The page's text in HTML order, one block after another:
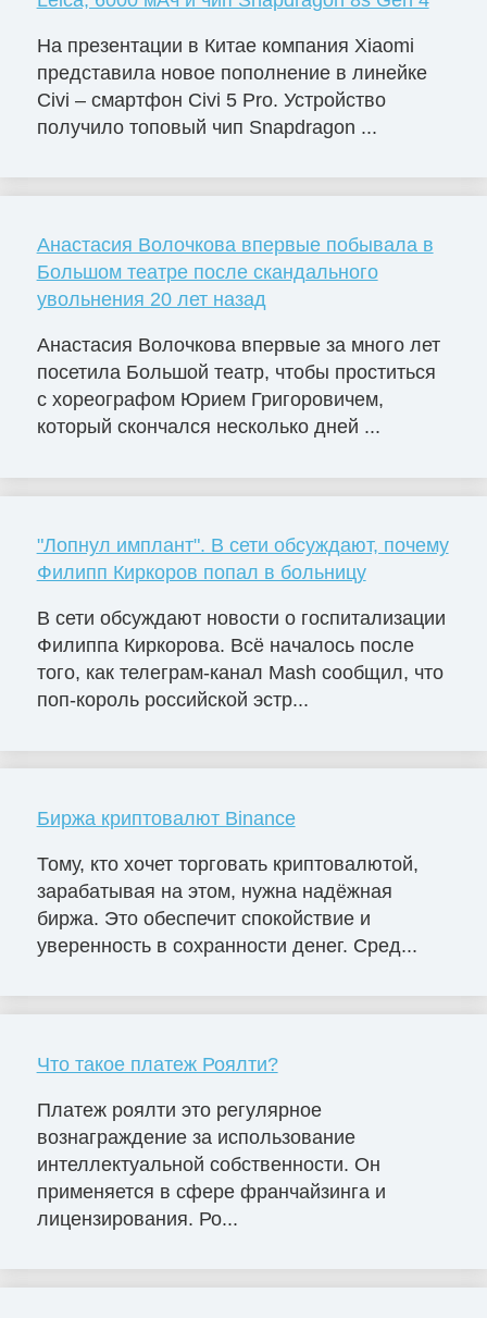
На презентации в Китае компания Xiaomi
представила новое пополнение в линейке
Civi – смартфон Civi 5 Pro. Устройство
получило топовый чип Snapdragon ...
Анастасия Волочкова впервые побывала в
Большом театре после скандального
увольнения 20 лет назад
Анастасия Волочкова впервые за много лет
посетила Большой театр, чтобы проститься
с хореографом Юрием Григоровичем,
который скончался несколько дней ...
"Лопнул имплант". В сети обсуждают, почему
Филипп Киркоров попал в больницу
В сети обсуждают новости о госпитализации
Филиппа Киркорова. Всё началось после
того, как телеграм-канал Mash сообщил, что
поп-король российской эстр...
Биржа криптовалют Binance
Тому, кто хочет торговать криптовалютой,
зарабатывая на этом, нужна надёжная
биржа. Это обеспечит спокойствие и
уверенность в сохранности денег. Сред...
Что такое платеж Роялти?
Платеж роялти это регулярное
вознаграждение за использование
интеллектуальной собственности. Он
применяется в сфере франчайзинга и
лицензирования. Ро...